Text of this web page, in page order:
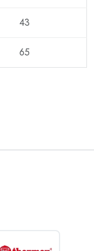
43
65